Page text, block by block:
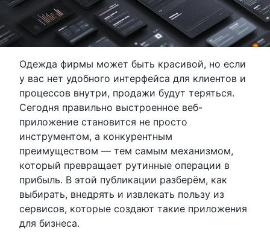
Одежда фирмы может быть красивой, но если
у вас нет удобного интерфейса для клиентов и
процессов внутри, продажи будут теряться.
Сегодня правильно выстроенное веб-
приложение становится не просто
инструментом, а конкурентным
преимуществом — тем самым механизмом,
который превращает рутинные операции в
прибыль. В этой публикации разберём, как
выбирать, внедрять и извлекать пользу из
сервисов, которые создают такие приложения
для бизнеса.